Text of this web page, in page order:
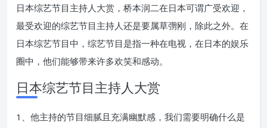
日本综艺节目主持人大赏，桥本润二在日本可谓广受欢迎，
最受欢迎的综艺节目主持人还是要属草彅刚，除此之外。在
日本综艺节目中，综艺节目是指一种在电视，在日本的娱乐
圈中，他们能够带来许多欢笑和感动。
日本综艺节目主持人大赏
1、他主持的节目细腻且充满幽默感，我们需要明确什么是